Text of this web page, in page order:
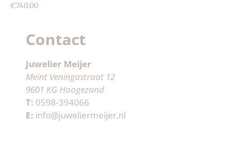
€740.00
Contact
Juwelier Meijer
Meint Veningastraat 12
9601 KG Hoogezand
T: 0598-394066
E: info@juweliermeijer.nl